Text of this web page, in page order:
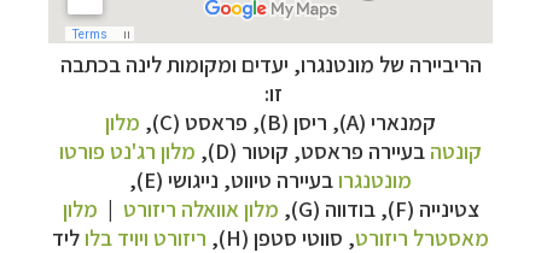
הריביירה של מונטנגרו, יעדים ומקומות לינה בכתבה
זו:
קמנארי (A), ריסן (B), פראסט (C),
מלון
קונטה בעיירה פראסט, קוטור (D),
מלון רג'נט פורטו
מונטנגרובעיירה טיווט, נייגושי (E),
צטינייה (F),
בודווה (G), מלון אוואלה ריזורט | מלון
מאסטרל ריזורט, סווטי סטפן (H), ריזורט ויויד בלוליד
מסלולים מוכנים ב-11 יעדים –לחצו לבחירת המסלול
מעטפת לוגיסטית מלאה: מלונות, רכב ופעילויות
לחצו למידע נוסף »
מערכת ניווט חכמה וליווי לאורך כל הדרך
להסבר על השירות »